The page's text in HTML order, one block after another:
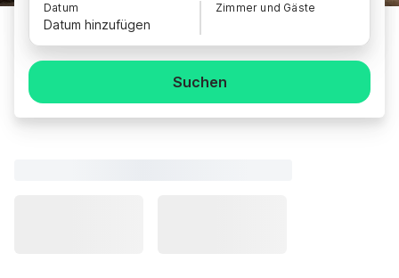
Datum
Datum hinzufügen
Zimmer und Gäste
Suchen